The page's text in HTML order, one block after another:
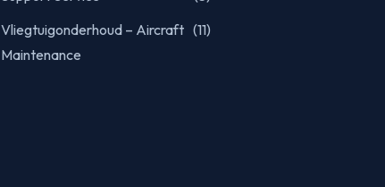
Vliegtuigonderhoud – Aircraft
Maintenance
(11)